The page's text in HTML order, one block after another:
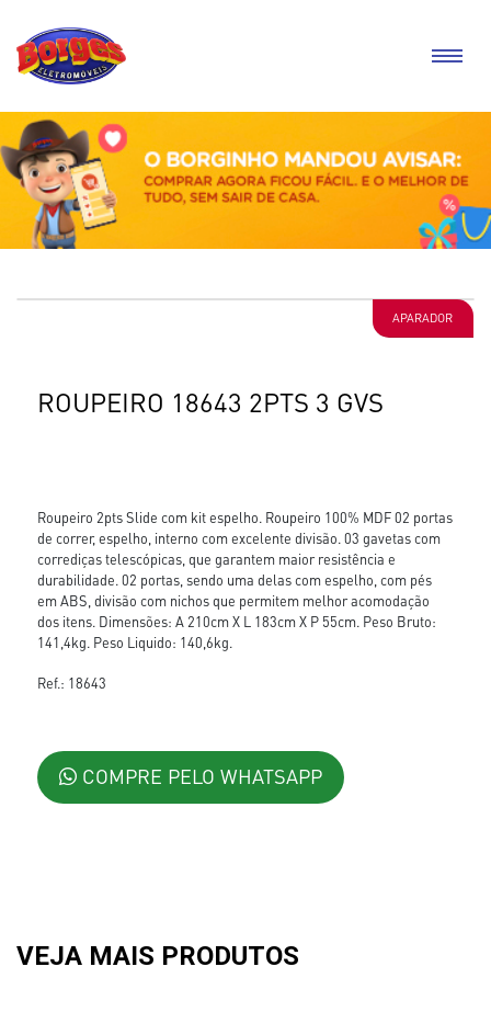
APARADOR
ROUPEIRO 18643 2PTS 3 GVS
Roupeiro 2pts Slide com kit espelho. Roupeiro 100% MDF 02 portas
de correr, espelho, interno com excelente divisão. 03 gavetas com
corrediças telescópicas, que garantem maior resistência e
durabilidade. 02 portas, sendo uma delas com espelho, com pés
em ABS, divisão com nichos que permitem melhor acomodação
dos itens. Dimensões: A 210cm X L 183cm X P 55cm. Peso Bruto:
141,4kg. Peso Liquido: 140,6kg.
Ref.: 18643
COMPRE PELO WHATSAPP
VEJA MAIS PRODUTOS